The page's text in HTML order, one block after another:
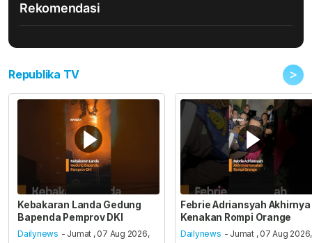
Rekomendasi
Republika TV >
Kebakaran Landa Gedung
Bapenda Pemprov DKI
Dailynews - Jumat , 07 Aug 2026,
Febrie Adriansyah Akhirnya
Kenakan Rompi Orange
Dailynews - Jumat , 07 Aug 2026,